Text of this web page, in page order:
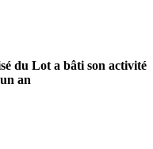
du Lot a bâti son activité
an